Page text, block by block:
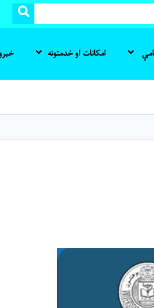
امکانات او خدمتونه